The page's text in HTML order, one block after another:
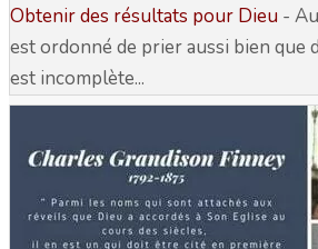
Obtenir des résultats pour Dieu -
est ordonné de prier aussi bien que
est incomplète...